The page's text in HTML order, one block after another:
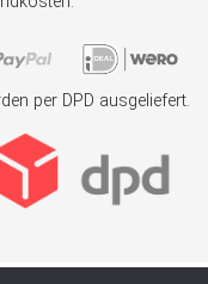
per DPD ausgeliefert.